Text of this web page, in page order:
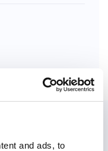
and ads, to